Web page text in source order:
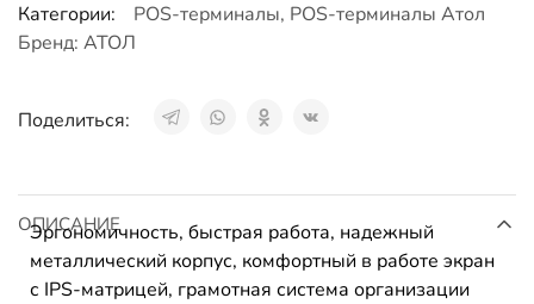
Категории:
POS-терминалы, POS-терминалы Атол
Бренд: АТОЛ
Поделиться:
ОПИСАНИЕ
Эргономичность, быстрая работа, надежный
металлический корпус, комфортный в работе экран
с IPS-матрицей, грамотная система организации